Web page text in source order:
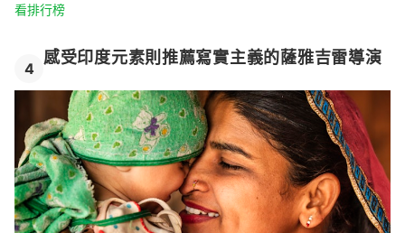
看排行榜
4
感受印度元素則推薦寫實主義的薩雅吉雷導演